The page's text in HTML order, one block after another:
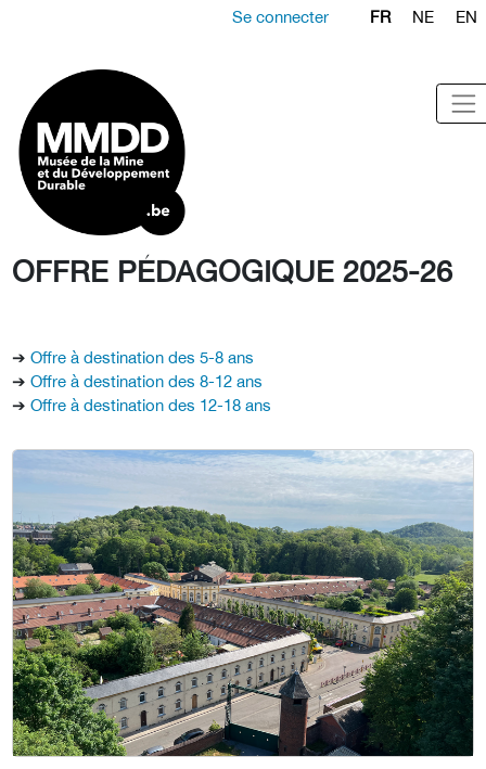
Se connecter FR NE EN
OFFRE PÉDAGOGIQUE 2025-26
➔ Offre à destination des 5-8 ans
➔ Offre à destination des 8-12 ans
➔ Offre à destination des 12-18 ans